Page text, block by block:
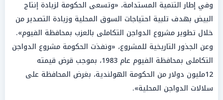
وفي إطار التنمية المستدامة، «وتسعى الحكومة لزيادة إنتاج
البيض بهدف تلبية احتياجات السوق المحلية وزيادة التصدير من
خلال تطوير مشروع الدواجن التكاملى بالعزب بمحافظة الفيوم».
وعن الجذور التاريخية للمشروع، «ونفذت الحكومة مشروع الدواجن
التكاملى بمحافظة الفيوم عام 1983، بموجب قرض قيمته
12مليون دولار من الحكومة الهولندية، بغرض المحافظة على
سلالات الدواجن المحلية».